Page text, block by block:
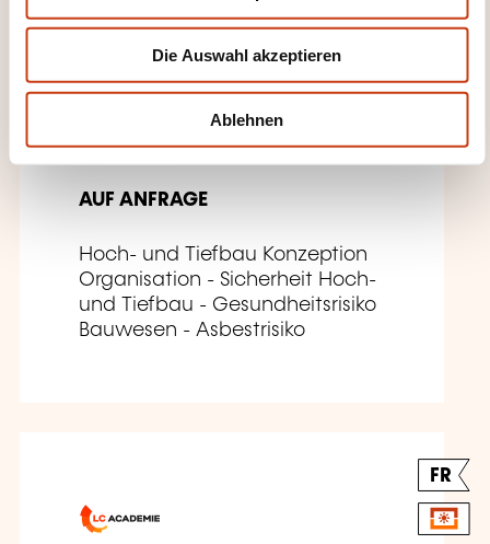
Die Auswahl akzeptieren
Ablehnen
Retrait de produits en
amiante-ciment à l’air
libre
AUF ANFRAGE
Hoch- und Tiefbau Konzeption
Organisation - Sicherheit Hoch-
und Tiefbau - Gesundheitsrisiko
Bauwesen - Asbestrisiko
FR